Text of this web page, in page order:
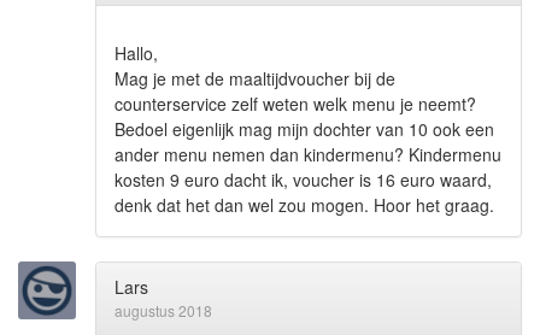
Hallo,
Mag je met de maaltijdvoucher bij de
counterservice zelf weten welk menu je neemt?
Bedoel eigenlijk mag mijn dochter van 10 ook een
ander menu nemen dan kindermenu? Kindermenu
kosten 9 euro dacht ik, voucher is 16 euro waard,
denk dat het dan wel zou mogen. Hoor het graag.
Lars
augustus 2018